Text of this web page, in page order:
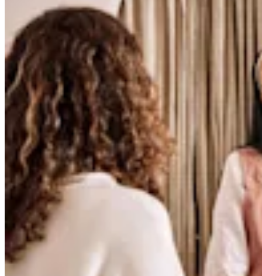
Spa médico
Capacidades
Acepta pagos
Administra tus citas
Atrae nuevos clientes
Haz que tus clientes regresen
Programa y paga a tu equipo
Administra tu flujo de caja
Haz un seguimiento del rendimiento
Agrega fuentes de ingresos
Descubrir
Descripción general
Cambia a Square
Tipos